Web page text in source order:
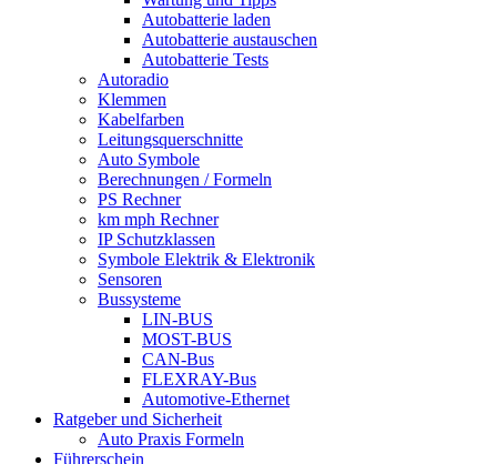
Autobatterie laden
Autobatterie austauschen
Autobatterie Tests
Autoradio
Klemmen
Kabelfarben
Leitungsquerschnitte
Auto Symbole
Berechnungen / Formeln
PS Rechner
km mph Rechner
IP Schutzklassen
Symbole Elektrik & Elektronik
Sensoren
Bussysteme
LIN-BUS
MOST-BUS
CAN-Bus
FLEXRAY-Bus
Automotive-Ethernet
Ratgeber und Sicherheit
Auto Praxis Formeln
Führerschein